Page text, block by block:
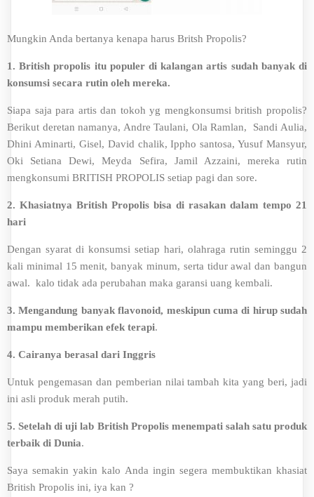
Mungkin Anda bertanya kenapa harus Britsh Propolis?
1. British propolis itu populer di kalangan artis sudah banyak di
konsumsi secara rutin oleh mereka.
Siapa saja para artis dan tokoh yg mengkonsumsi british propolis?
Berikut deretan namanya, Andre Taulani, Ola Ramlan, Sandi Aulia,
Dhini Aminarti, Gisel, David chalik, Ippho santosa, Yusuf Mansyur,
Oki Setiana Dewi, Meyda Sefira, Jamil Azzaini, mereka rutin
mengkonsumi BRITISH PROPOLIS setiap pagi dan sore.
2. Khasiatnya British Propolis bisa di rasakan dalam tempo 21
hari
Dengan syarat di konsumsi setiap hari, olahraga rutin seminggu 2
kali minimal 15 menit, banyak minum, serta tidur awal dan bangun
awal. kalo tidak ada perubahan maka garansi uang kembali.
3. Mengandung banyak flavonoid, meskipun cuma di hirup sudah
mampu memberikan efek terapi.
4. Cairanya berasal dari Inggris
Untuk pengemasan dan pemberian nilai tambah kita yang beri, jadi
ini asli produk merah putih.
5. Setelah di uji lab British Propolis menempati salah satu produk
terbaik di Dunia.
Saya semakin yakin kalo Anda ingin segera membuktikan khasiat
British Propolis ini, iya kan ?